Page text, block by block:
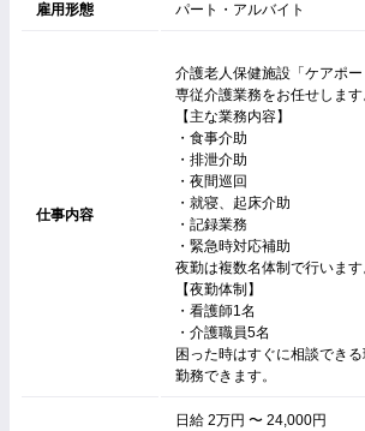
雇用形態 パート・アルバイト
仕事内容
介護老人保健施設「ケアポ
専従介護業務をお任せします
【主な業務内容】
・食事介助
・排泄介助
・夜間巡回
・就寝、起床介助
・記録業務
・緊急時対応補助
夜勤は複数名体制で行います
【夜勤体制】
・看護師1名
・介護職員5名
困った時はすぐに相談でき
勤務できます。
日給 2万円 〜 24,000円